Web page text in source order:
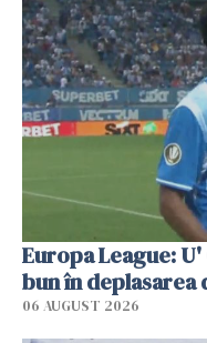
Europa League:
bun în deplasarea
06 AUGUST 2026